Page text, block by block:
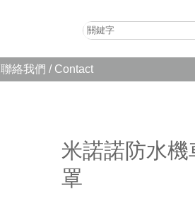
聯絡我們 / Contact
米諾諾防水機
罩